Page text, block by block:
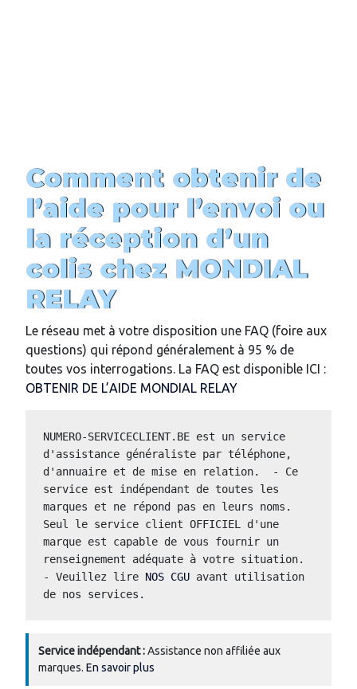
Comment obtenir de
l’aide pour l’envoi ou
la réception d’un
colis chez MONDIAL
RELAY
Le réseau met à votre disposition une FAQ (foire aux
questions) qui répond généralement à 95 % de
toutes vos interrogations. La FAQ est disponible ICI :
OBTENIR DE L’AIDE MONDIAL RELAY
NUMERO-SERVICECLIENT.BE est un service
d'assistance généraliste par téléphone,
d'annuaire et de mise en relation.  - Ce
service est indépendant de toutes les
marques et ne répond pas en leurs noms.
Seul le service client OFFICIEL d'une
marque est capable de vous fournir un
renseignement adéquate à votre situation.
- Veuillez lire NOS CGU avant utilisation
de nos services.
Service indépendant :Assistance non affiliée aux
marques. En savoir plus